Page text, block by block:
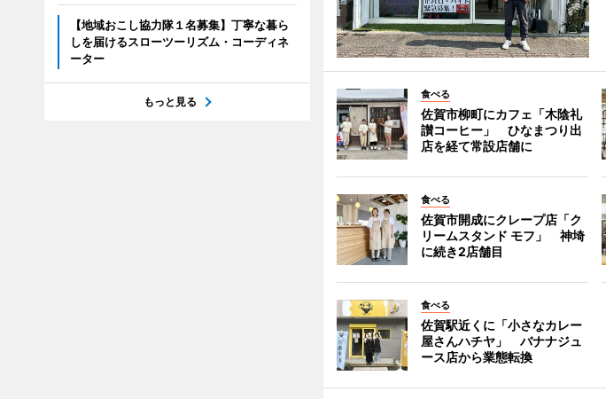
食べる
佐賀市柳町にカフェ「木陰礼
讃コーヒー」 ひなまつり出
店を経て常設店舗に
食べる
佐賀市開成にクレープ店「ク
リームスタンド モフ」 神埼
に続き2店舗目
食べる
佐賀駅近くに「小さなカレー
屋さんハチヤ」 バナナジュ
ース店から業態転換
【地域おこし協力隊１名募集】丁寧な暮ら
しを届けるスローツーリズム・コーディネ
ーター
もっと見る